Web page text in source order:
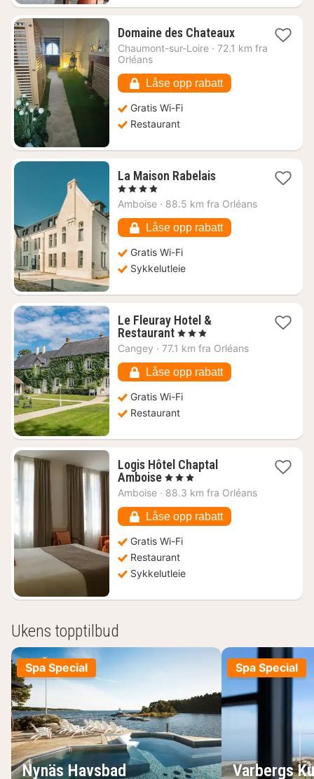
Domaine des Chateaux1
natt
Chaumont-sur-Loire · 72.1 km fra
Orléans
Låse opp rabatt
Gratis Wi-Fi
Restaurant
La Maison Rabelais1
fra
kr.
, 4 Stjerner
Amboise · 88.5 km fra Orléans
Låse opp rabatt
Gratis Wi-Fi
Sykkelutleie
Le Fleuray Hotel &
Restaurant1
natt
1350
kr.
, 3 Stjerner
Cangey · 77.1 km fra Orléans
Låse opp rabatt
Gratis Wi-Fi
Restaurant
Logis Hôtel Chaptal
Amboise1
natt
1129
kr.
, 3 Stjerner
Amboise · 88.3 km fra Orléans
Låse opp rabatt
Gratis Wi-Fi
Restaurant
Sykkelutleie
Ukens topptilbud
Spa Special
Nynäs Havsbad
Spa Special
Varbergs